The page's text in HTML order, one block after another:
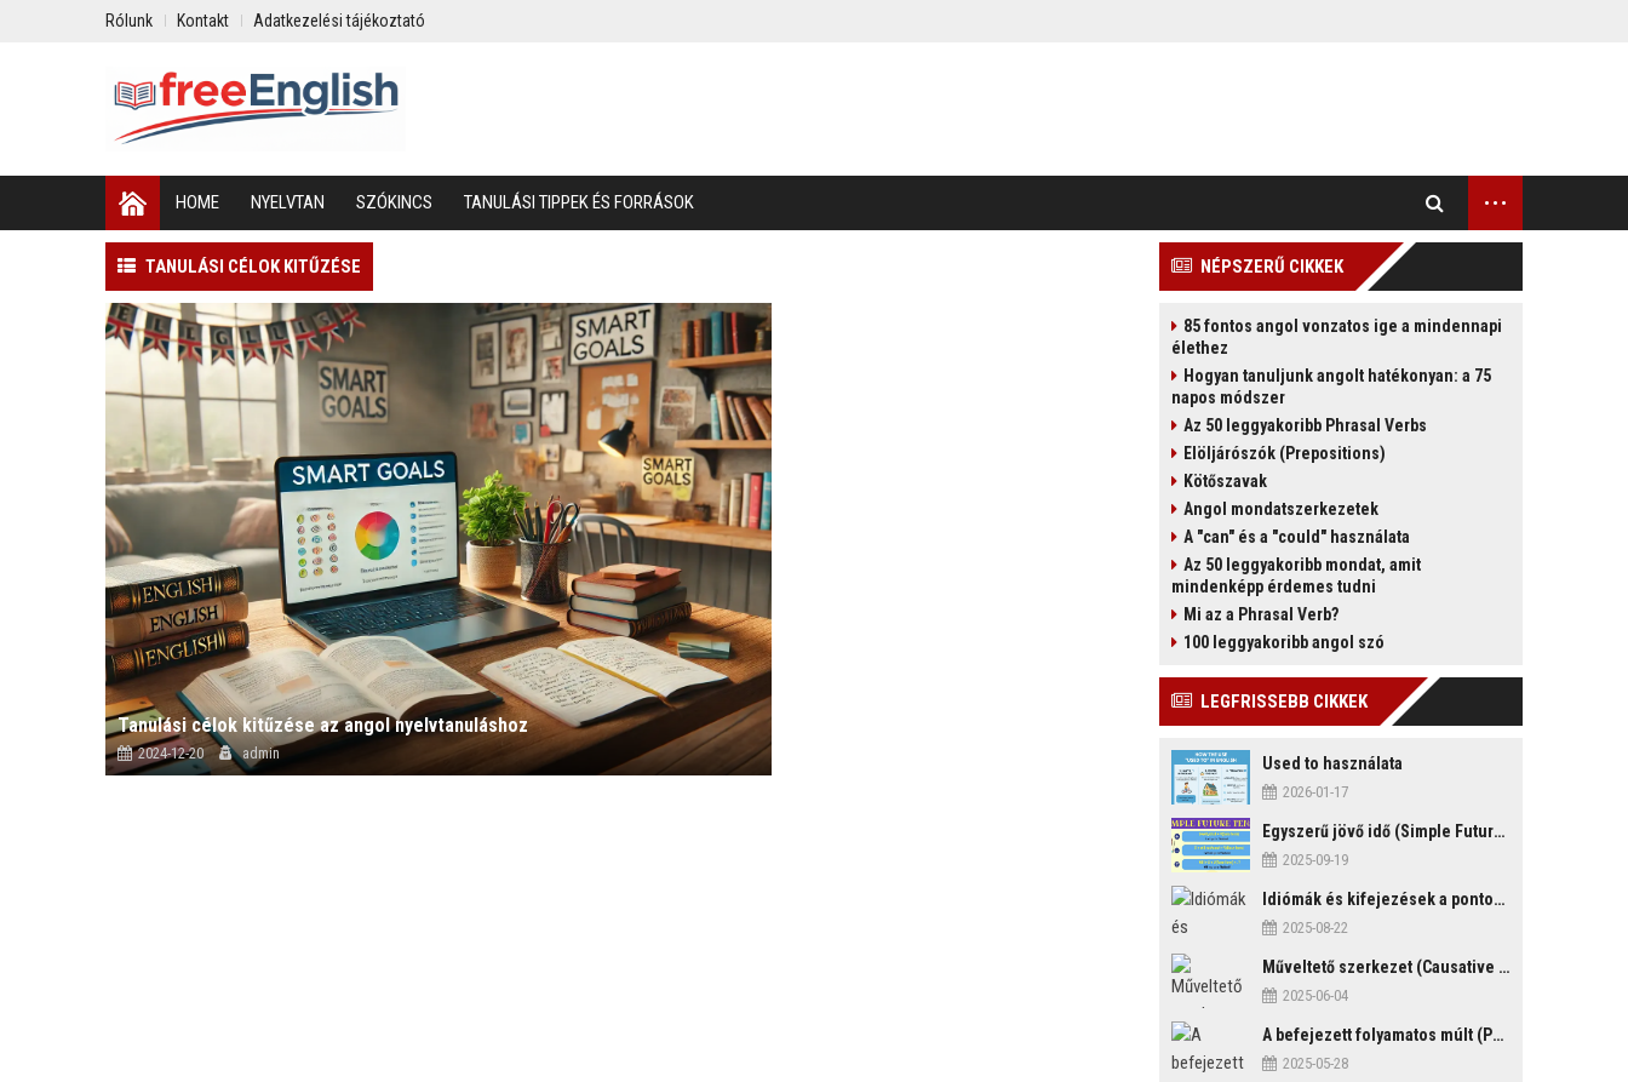
Rólunk Kontakt Adatkezelési tájékoztató
HOME NYELVTAN SZÓKINCS TANULÁSI TIPPEK ÉS FORRÁSOK ...
TANULÁSI CÉLOK KITŰZÉSE
Tanulási célok kitűzése az angol nyelvtanuláshoz
2024-12-20 admin
NÉPSZERŰ CIKKEK
85 fontos angol vonzatos ige a mindennapi
élethez
Hogyan tanuljunk angolt hatékonyan: a 75
napos módszer
Az 50 leggyakoribb Phrasal Verbs
Elöljárószók (Prepositions)
Kötőszavak
Angol mondatszerkezetek
A "can" és a "could" használata
Az 50 leggyakoribb mondat, amit
mindenképp érdemes tudni
Mi az a Phrasal Verb?
100 leggyakoribb angol szó
LEGFRISSEBB CIKKEK
Used to használata
2026-01-17
Egyszerű jövő idő (Simple Future Tense)
2025-09-19
Idiómák és kifejezések a pontosság és késés témakörében
2025-08-22
Műveltető szerkezet (Causative Mood)
2025-06-04
A befejezett folyamatos múlt (Past Perfect Continuous Tense)
2025-05-28